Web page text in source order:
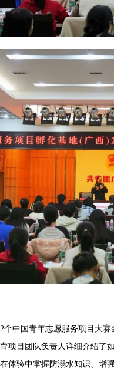
个中国青年志愿服务项目大
项目团队负责人详细介绍了
体验中掌握防溺水知识、